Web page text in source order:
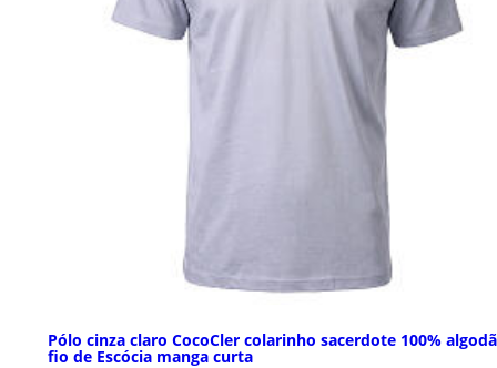
Pólo cinza claro CocoCler colarinho sacerdote 100%
fio de Escócia manga curta